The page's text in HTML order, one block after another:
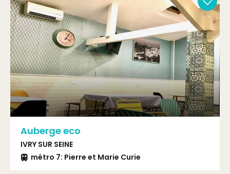
Auberge eco
IVRY SUR SEINE
métro 7: Pierre et Marie Curie